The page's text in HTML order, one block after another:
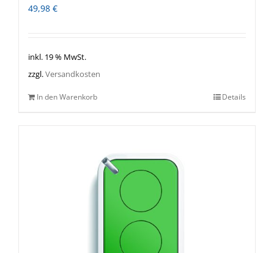
49,98 €
inkl. 19 % MwSt.
zzgl.Versandkosten
In den Warenkorb Details